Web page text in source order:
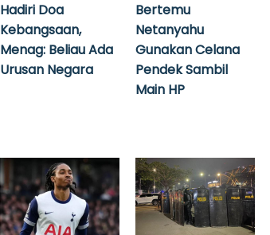
Hadiri Doa
Kebangsaan,
Menag: Beliau Ada
Urusan Negara
Bertemu
Netanyahu
Gunakan Celana
Pendek Sambil
Main HP